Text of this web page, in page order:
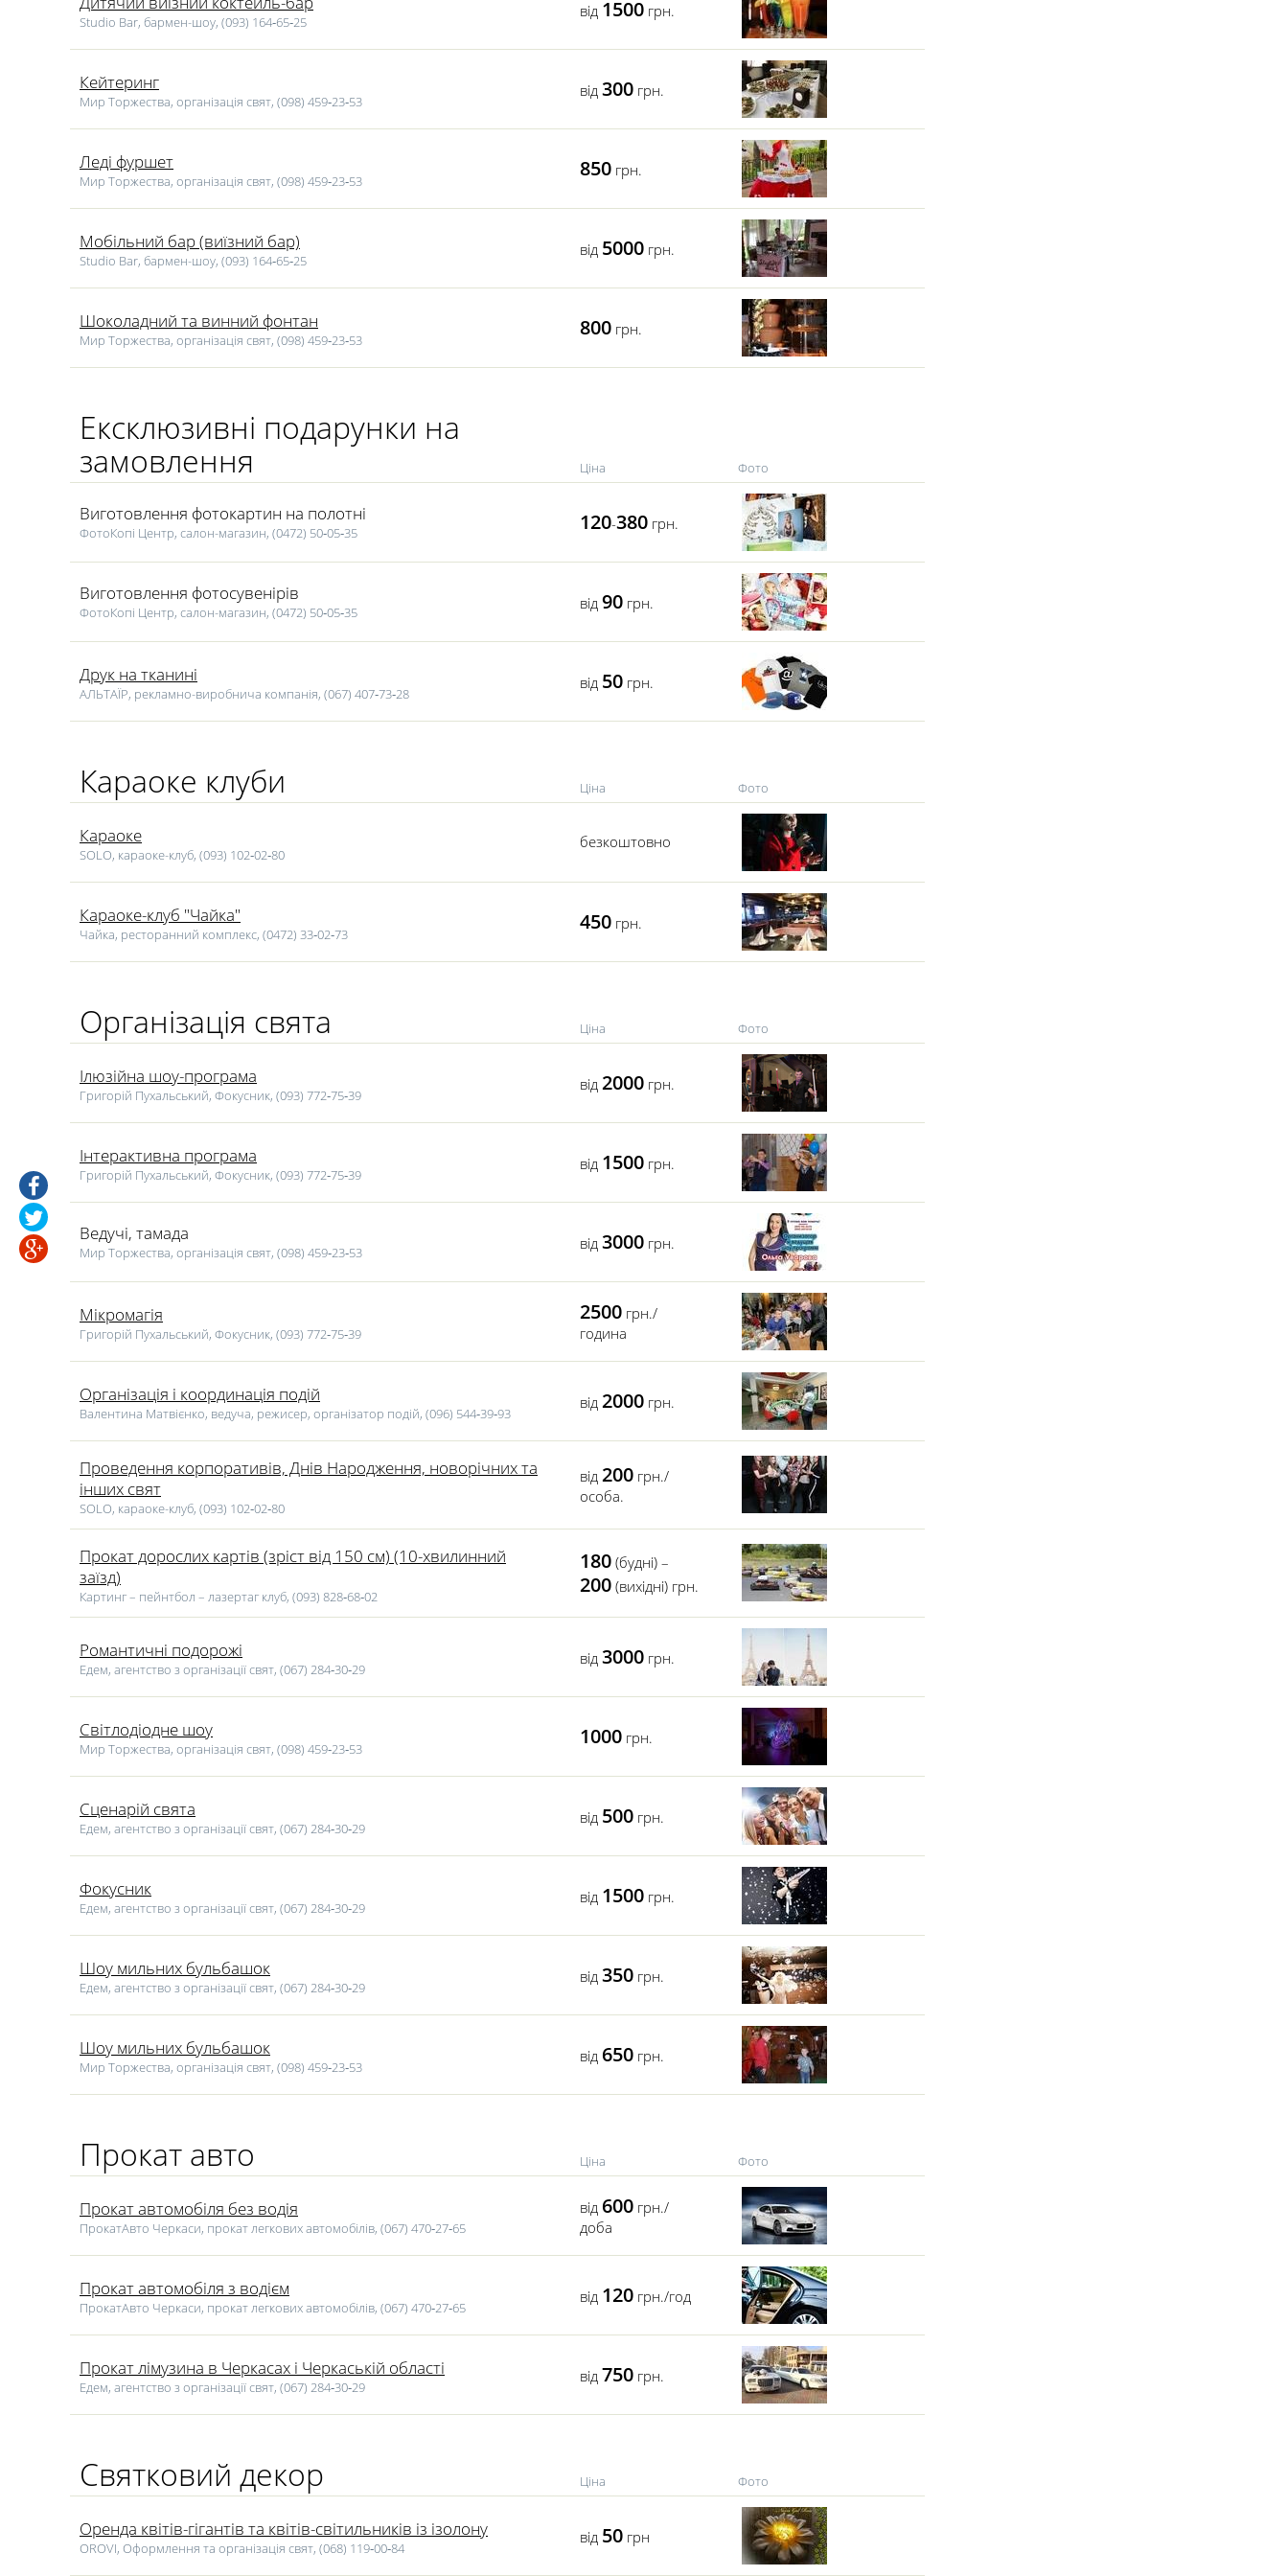
Studio Bar, бармен-шоу, (093) 164‑65‑25
від 1500 грн.
Кейтеринг
Мир Торжества, організація свят, (098) 459‑23‑53
від 300 грн.
Леді фуршет
Мир Торжества, організація свят, (098) 459‑23‑53 850 грн.
Мобільний бар (виїзний бар)
Studio Bar, бармен-шоу, (093) 164‑65‑25
вiд 5000 грн.
Шоколадний та винний фонтан
Мир Торжества, організація свят, (098) 459‑23‑53 800 грн.
Ексклюзивні подарунки на
замовлення
Ціна Фото
Виготовлення фотокартин на полотні
ФотоКопі Центр, салон-магазин, (0472) 50‑05‑35 120-380 грн.
Виготовлення фотосувенірів
ФотоКопі Центр, салон-магазин, (0472) 50‑05‑35 від 90 грн.
Друк на тканині
АЛЬТАЇР, рекламно-виробнича компанія, (067) 407‑73‑28
від 50 грн.
Караоке клуби Ціна Фото
Караоке
SOLO, караоке-клуб, (093) 102‑02‑80
безкоштовно
Караоке-клуб "Чайка"
Чайка, ресторанний комплекс, (0472) 33‑02‑73 450 грн.
Організація свята Ціна Фото
Ілюзійна шоу-програма
Григорій Пухальський, Фокусник, (093) 772‑75‑39
від 2000 грн.
Інтерактивна програма
Григорій Пухальський, Фокусник, (093) 772‑75‑39
від 1500 грн.
Ведучі, тамада
Мир Торжества, організація свят, (098) 459‑23‑53 від 3000 грн.
Мікромагія
Григорій Пухальський, Фокусник, (093) 772‑75‑39
2500 грн./
година
Організація і координація подій
Валентина Матвієнко, ведуча, режисер, організатор подій, (096) 544‑39‑93
від 2000 грн.
Проведення корпоративів, Днів Народження, новорічних та
інших свят
SOLO, караоке-клуб, (093) 102‑02‑80
від 200 грн./
особа.
Прокат дорослих картів (зріст від 150 см) (10-хвилинний
заїзд)
Картинг – пейнтбол – лазертаг клуб, (093) 828‑68‑02
180 (будні) –
200 (вихідні) грн.
Романтичні подорожі
Едем, агентство з організації свят, (067) 284‑30‑29
від 3000 грн.
Світлодіодне шоу
Мир Торжества, організація свят, (098) 459‑23‑53 1000 грн.
Сценарій свята
Едем, агентство з організації свят, (067) 284‑30‑29
від 500 грн.
Фокусник
Едем, агентство з організації свят, (067) 284‑30‑29
від 1500 грн.
Шоу мильних бульбашок
Едем, агентство з організації свят, (067) 284‑30‑29
від 350 грн.
Шоу мильних бульбашок
Мир Торжества, організація свят, (098) 459‑23‑53
від 650 грн.
Прокат авто Ціна Фото
Прокат автомобіля без водія
ПрокатАвто Черкаси, прокат легкових автомобілів, (067) 470‑27‑65
від 600 грн./
доба
Прокат автомобіля з водієм
ПрокатАвто Черкаси, прокат легкових автомобілів, (067) 470‑27‑65
від 120 грн./год
Прокат лімузина в Черкасах і Черкаській області
Едем, агентство з організації свят, (067) 284‑30‑29
від 750 грн.
Святковий декор Ціна Фото
Оренда квітів-гігантів та квітів-світильників із ізолону
OROVI, Оформлення та організація свят, (068) 119‑00‑84
від 50 грн